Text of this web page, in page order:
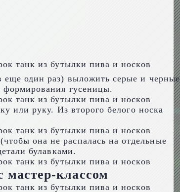
еще один раз) выложить серые и черные
гусеницы.
или руку. Из второго белого носка
она не распалась на отдельные
булавками.
классом